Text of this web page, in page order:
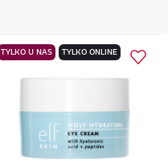
TYLKO U NAS TYLKO ONLINE